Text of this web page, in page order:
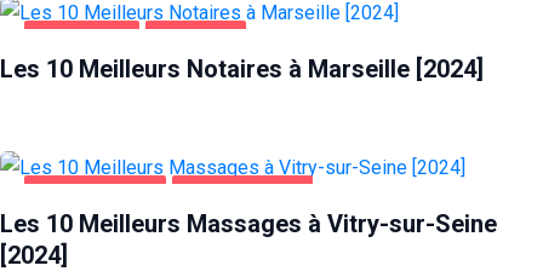
ENTREPRISES MARSEILLE
Les 10 Meilleurs Notaires à Marseille [2024]
DIVERTISSEMENT VITRY-SUR-SEINE
Les 10 Meilleurs Massages à Vitry-sur-Seine
[2024]